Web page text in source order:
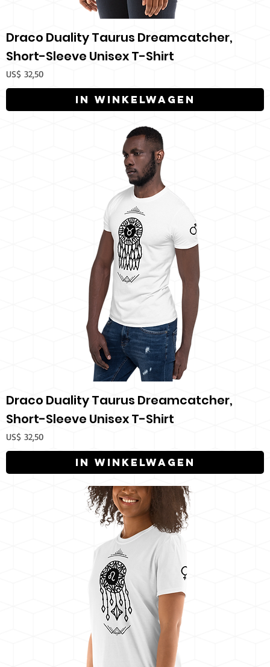
Draco Duality Taurus Dreamcatcher,
Short-Sleeve Unisex T-Shirt
Prijs
US$ 32,50
In winkelwagen
Draco Duality Taurus Dreamcatcher,
Short-Sleeve Unisex T-Shirt
Prijs
US$ 32,50
In winkelwagen